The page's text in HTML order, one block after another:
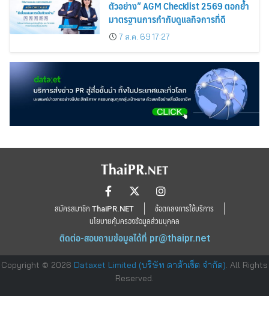
ตัวอย่าง” AGM Checklist 2569 ตอกย้ำ
มาตรฐานการกำกับดูแลกิจการที่ดี
7 ส.ค. 69 17:27
สมัครสมาชิก ThaiPR.NET
ข้อตกลงการใช้บริการ
นโยบายคุ้มครองข้อมูลส่วนบุคคล
ติดต่อ-สอบถามข้อมูลได้ที่ pr@thaipr.net
Copyright © 2026 Dataxet Limited (บริษัท ดาต้าเซ็ต จำกัด). All Rights
Reserved.